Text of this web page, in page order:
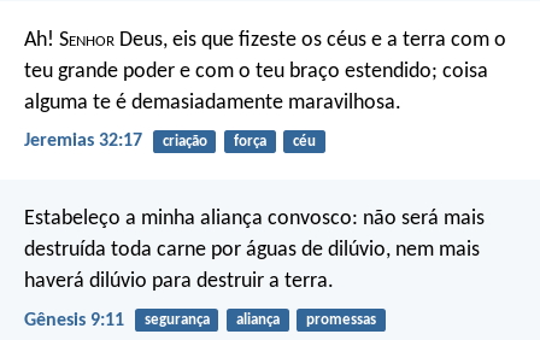
Ah! Senhor Deus, eis que fizeste os céus e a terra com o
teu grande poder e com o teu braço estendido; coisa
alguma te é demasiadamente maravilhosa.
Jeremias 32:17 criação força céu
Estabeleço a minha aliança convosco: não será mais
destruída toda carne por águas de dilúvio, nem mais
haverá dilúvio para destruir a terra.
Gênesis 9:11 segurança aliança promessas